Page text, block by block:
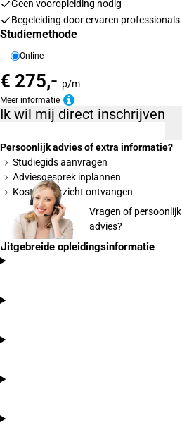
Geen vooropleiding nodig
Begeleiding door ervaren professionals
Studiemethode
Online
€ 275,- p/m
Meer informatie
Ik wil mij direct inschrijven
Persoonlijk advies of extra informatie?
Studiegids aanvragen
Adviesgesprek inplannen
Kostenoverzicht ontvangen
Vragen of persoonlijk
advies?
Uitgebreide opleidingsinformatie